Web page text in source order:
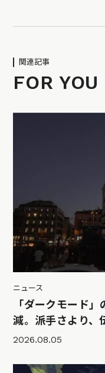
関連記事
FOR YOU
ニュース
「ダークモード
減。派手さより、
2026.08.05